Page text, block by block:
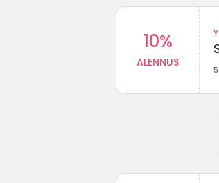
10%
ALENNUS